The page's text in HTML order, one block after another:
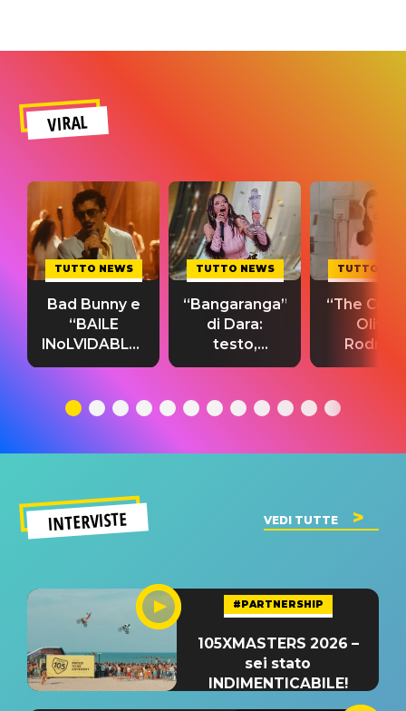
VIRAL
TUTTO NEWS
Bad Bunny e
“BAILE
INoLVIDABLE”:
testo,
significato
TUTTO NEWS
“Bangaranga”
di Dara:
testo,
traduzione e
del singolo
TUTTO
“The
Olivia
testo,
INTERVISTE VEDI TUTTE
#PARTNERSHIP
105XMASTERS 2026 –
sei stato
INDIMENTICABILE!